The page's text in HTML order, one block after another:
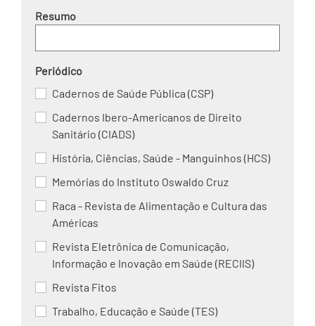
Resumo
Periódico
Cadernos de Saúde Pública (CSP)
Cadernos Ibero-Americanos de Direito
Sanitário (CIADS)
História, Ciências, Saúde - Manguinhos (HCS)
Memórias do Instituto Oswaldo Cruz
Raca - Revista de Alimentação e Cultura das
Américas
Revista Eletrônica de Comunicação,
Informação e Inovação em Saúde (RECIIS)
Revista Fitos
Trabalho, Educação e Saúde (TES)